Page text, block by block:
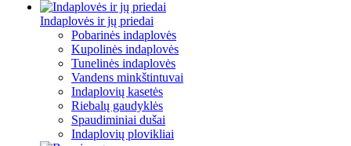
Indaplovės ir jų priedai
Pobarinės indaplovės
Kupolinės indaplovės
Tunelinės indaplovės
Vandens minkštintuvai
Indaplovių kasetės
Riebalų gaudyklės
Spaudiminiai dušai
Indaplovių plovikliai